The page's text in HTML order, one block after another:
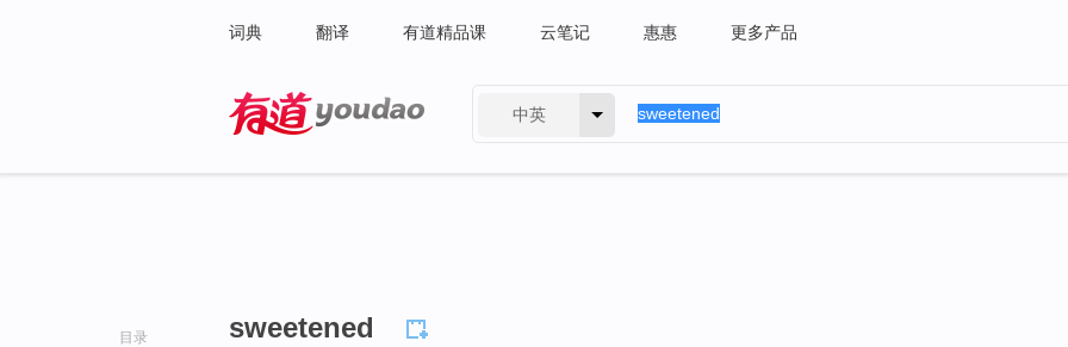
词典 翻译 有道精品课 云笔记 惠惠 更多产品
中英
目录 sweetened